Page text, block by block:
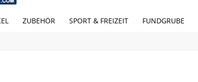
ZUBEHÖR SPORT & FREIZEIT FUNDGRUBE